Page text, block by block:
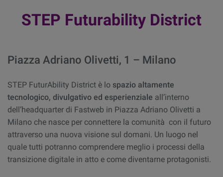
STEP Futurability District
Piazza Adriano Olivetti, 1 – Milano
STEP FuturAbility District è lo spazio altamente
tecnologico, divulgativo ed esperienziale all’interno
dell’headquarter di Fastweb in Piazza Adriano Olivetti a
Milano che nasce per connettere la comunità con il futuro
attraverso una nuova visione sul domani. Un luogo nel
quale tutti potranno comprendere meglio i processi della
transizione digitale in atto e come diventarne protagonisti.